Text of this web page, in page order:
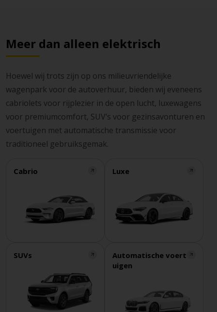
Meer dan alleen elektrisch
Hoewel wij trots zijn op ons milieuvriendelijke
wagenpark voor de autoverhuur, bieden wij eveneens
cabriolets voor rijplezier in de open lucht, luxewagens
voor premiumcomfort, SUV’s voor gezinsavonturen en
voertuigen met automatische transmissie voor
traditioneel gebruiksgemak.
Cabrio Luxe
SUVs
Automatische voert
uigen